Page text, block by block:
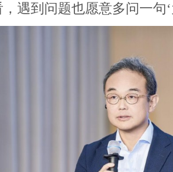
遇到问题也愿意多问一句‘